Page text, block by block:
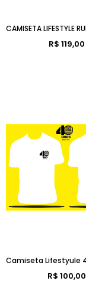
R$ 119,00
R$ 100,00